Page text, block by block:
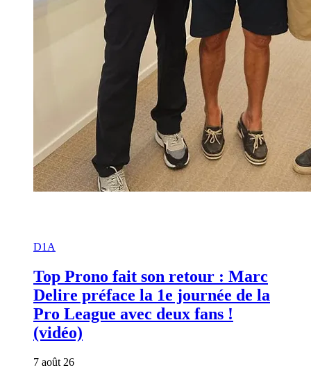
D1A
Top Prono fait son retour : Marc
Delire préface la 1e journée de la
Pro League avec deux fans !
(vidéo)
7 août 26